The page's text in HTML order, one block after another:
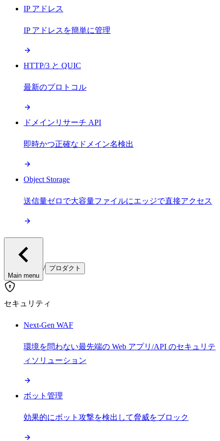
IP アドレス
IP アドレスを簡単に管理
HTTP/3 と QUIC
最新のプロトコル
ドメインリサーチ API
即時かつ正確なドメイン名検出
Object Storage
送信量ゼロで大容量ファイルにエッジで直接アクセス
Main menu
/ プロダクト
セキュリティ
Next-Gen WAF
環境を問わない最先端の Web アプリ/API のセキュリテ
ィソリューション
ボット管理
効果的にボット攻撃を検出して脅威をブロック